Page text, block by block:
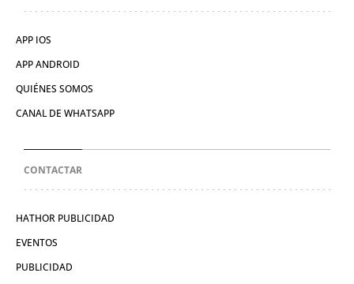
APP IOS
APP ANDROID
QUIÉNES SOMOS
CANAL DE WHATSAPP
CONTACTAR
HATHOR PUBLICIDAD
EVENTOS
PUBLICIDAD